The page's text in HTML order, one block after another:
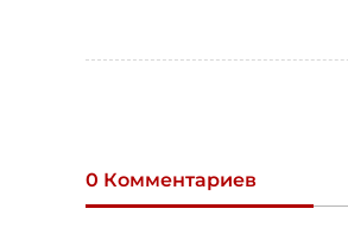
0 Комментариев